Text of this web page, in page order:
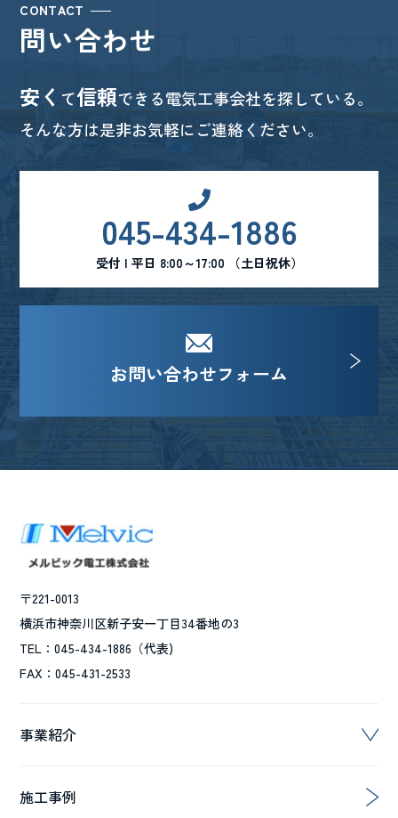
CONTACT
問い合わせ
安く て信頼できる電気工事会社を探している。
そんな方は是非お気軽にご連絡ください。
045-434-1886
受付 | 平日 8:00～17:00 （土日祝休）
お問い合わせフォーム
〒221-0013
横浜市神奈川区新子安一丁目34番地の3
TEL：045-434-1886（代表)
FAX：045-431-2533
事業紹介
施工事例